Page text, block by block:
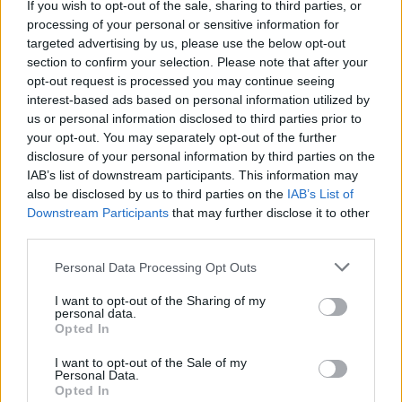
If you wish to opt-out of the sale, sharing to third parties, or
processing of your personal or sensitive information for
targeted advertising by us, please use the below opt-out
section to confirm your selection. Please note that after your
opt-out request is processed you may continue seeing
interest-based ads based on personal information utilized by
us or personal information disclosed to third parties prior to
your opt-out. You may separately opt-out of the further
disclosure of your personal information by third parties on the
IAB’s list of downstream participants. This information may
also be disclosed by us to third parties on the IAB’s List of
Downstream Participants that may further disclose it to other
Personal Data Processing Opt Outs
I want to opt-out of the Sharing of my
personal data.
Opted In
I want to opt-out of the Sale of my
Personal Data.
Opted In
Oblaka kouře a popela, které
vychrlila sicilská sopka Etna,
jedna z nejaktivnějších sopek
světa, přiměly dnes letiště v
Katánii pozastavit přílety
letadel, uvedla agentura AFP.
V brazilském regionálním parlamentu měli nezvanou
návštěvu - skupinu kapybar
8.8.2026 11:40 (ČTK)
Diskuse: 1
V brazilském státě Mato
Grosso museli minulý týden v
regionálním parlamentu
budovy vniklo několik
hlavním vchodem, informovala agentura AP.
Znojmo uvažuje o holubníku i krmivu s látkou
omezující rozmnožování holubů
8.8.2026 11:31 | ZNOJMO (